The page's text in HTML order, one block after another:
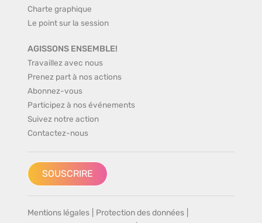
Charte graphique
Le point sur la session
AGISSONS ENSEMBLE!
Travaillez avec nous
Prenez part à nos actions
Abonnez-vous
Participez à nos événements
Suivez notre action
Contactez-nous
SOUSCRIRE
Mentions légales Protection des données